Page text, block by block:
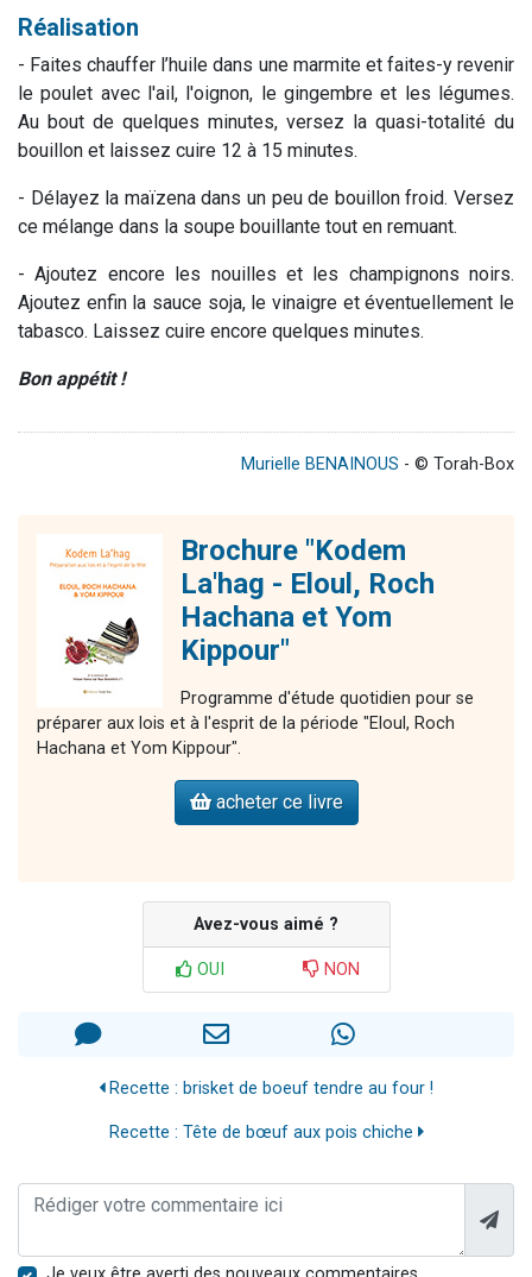
Réalisation
- Faites chauffer l’huile dans une marmite et faites-y revenir
le poulet avec l'ail, l'oignon, le gingembre et les légumes.
Au bout de quelques minutes, versez la quasi-totalité du
bouillon et laissez cuire 12 à 15 minutes.
- Délayez la maïzena dans un peu de bouillon froid. Versez
ce mélange dans la soupe bouillante tout en remuant.
- Ajoutez encore les nouilles et les champignons noirs.
Ajoutez enfin la sauce soja, le vinaigre et éventuellement le
tabasco. Laissez cuire encore quelques minutes.
Bon appétit !
Murielle BENAINOUS - © Torah-Box
Brochure "Kodem
La'hag - Eloul, Roch
Hachana et Yom
Kippour"
Programme d'étude quotidien pour se
préparer aux lois et à l'esprit de la période "Eloul, Roch
Hachana et Yom Kippour".
acheter ce livre
Avez-vous aimé ?
OUI NON
Recette : brisket de boeuf tendre au four !
Recette : Tête de bœuf aux pois chiche